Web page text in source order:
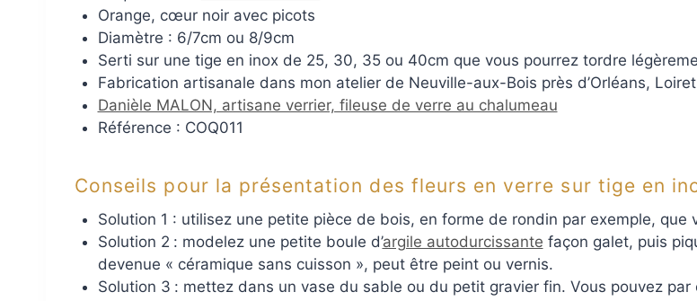
Orange, cœur noir avec picots
Diamètre : 6/7cm ou 8/9cm
Serti sur une tige en inox de 25, 30, 35 ou 40cm que vous pourrez tordre
Fabrication artisanale dans mon atelier de Neuville-aux-Bois près d’Orléans, Loiret
Danièle MALON, artisane verrier, fileuse de verre au chalumeau
Référence : COQ011
Conseils pour la présentation des fleurs en verre sur tige en
Solution 1 : utilisez une petite pièce de bois, en forme de rondin par exemple, que
Solution 2 : modelez une petite boule d’argile autodurcissante façon galet, puis
devenue « céramique sans cuisson », peut être peint ou vernis.
Solution 3 : mettez dans un vase du sable ou du petit gravier fin. Vous pouvez